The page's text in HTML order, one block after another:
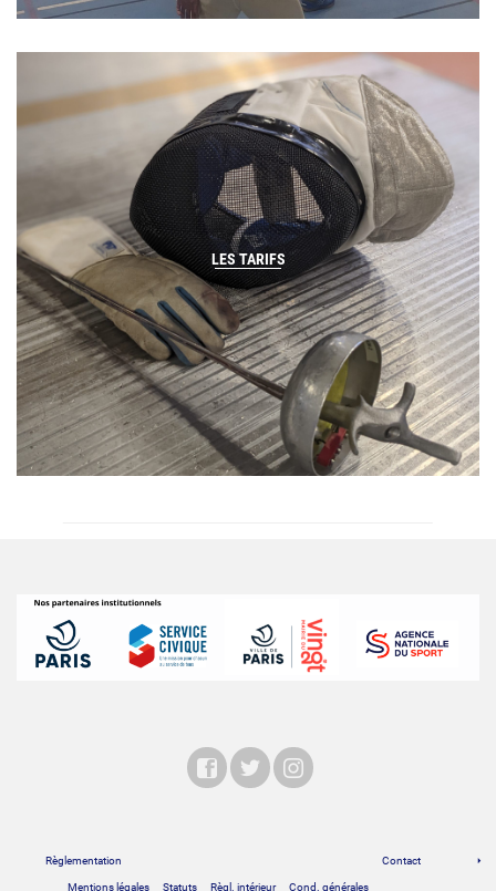
LES TARIFS
Règlementation
Mentions légales Statuts Règl. intérieur Cond. générales
Contact